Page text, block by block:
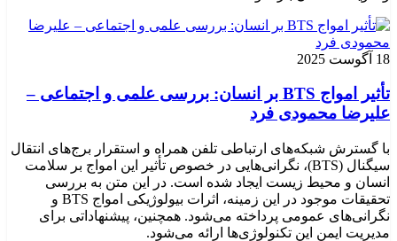
18 آگوست 2025
تأثیر امواج BTS بر انسان: بررسی علمی و اجتماعی –
علیرضا محمودی فرد
با گسترش شبکه‌های ارتباطی تلفن همراه و استقرار برج‌های انتقال
سیگنال (BTS)، نگرانی‌هایی در خصوص تأثیر این امواج بر سلامت
انسان و محیط زیست ایجاد شده است. در این متن به بررسی
تحقیقات موجود در این زمینه، اثرات بیولوژیکی امواج BTS و
نگرانی‌های عمومی پرداخته می‌شود. همچنین، پیشنهاداتی برای
مدیریت ایمن این تکنولوژی‌ها ارائه می‌شود.